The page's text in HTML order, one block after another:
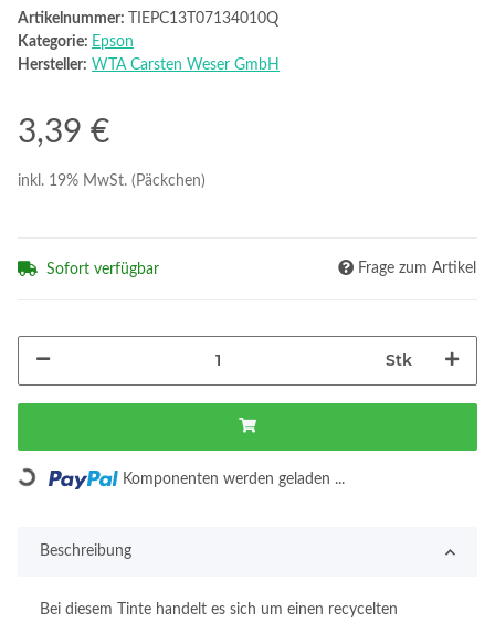
Artikelnummer:
TIEPC13T07134010Q
Kategorie: Epson
Hersteller: WTA Carsten Weser GmbH
3,39 €
inkl. 19% MwSt. (Päckchen)
Sofort verfügbar Frage zum Artikel
Stk
Loading... Komponenten werden geladen ...
Beschreibung
Bei diesem Tinte handelt es sich um einen recycelten